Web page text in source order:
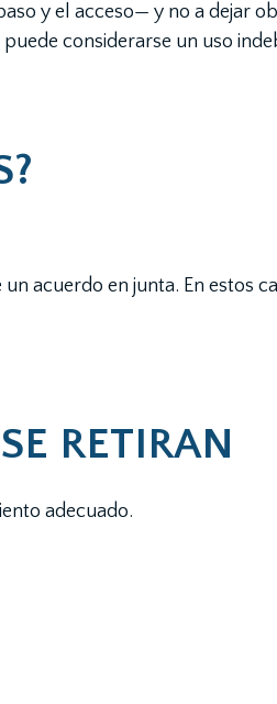
y el acceso— y no a dejar
considerarse un uso
acuerdo en junta. En estos
RETIRAN
adecuado.